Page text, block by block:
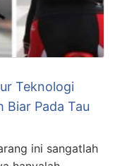
Teknologi
Biar Pada Tau
ini sangatlah